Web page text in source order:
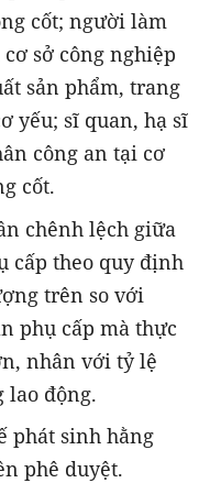
cốt; người làm
sở công nghiệp
sản phẩm, trang
yếu; sĩ quan, hạ sĩ
công an tại cơ
cốt.
chênh lệch giữa
cấp theo quy định
trên so với
phụ cấp mà thực
nhân với tỷ lệ
lao động.
phát sinh hằng
phê duyệt.